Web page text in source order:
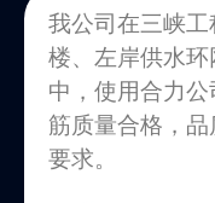
我公司在三峡
楼、左岸供水环
中，使用合力
筋质量合格，
要求。